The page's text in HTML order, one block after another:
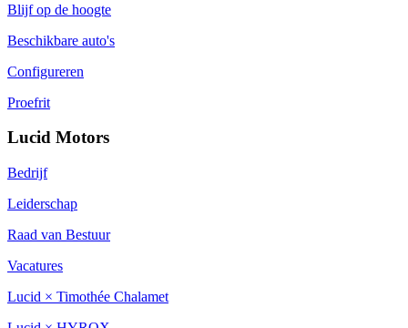
Blijf op de hoogte
Beschikbare auto's
Configureren
Proefrit
Lucid Motors
Bedrijf
Leiderschap
Raad van Bestuur
Vacatures
Lucid × Timothée Chalamet